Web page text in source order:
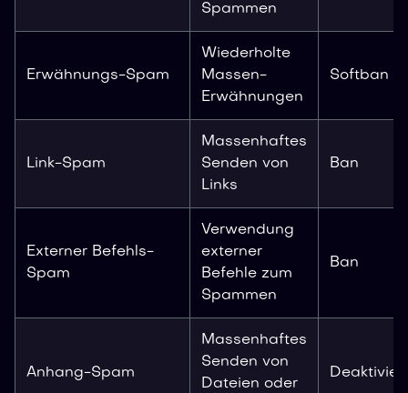
Spammen
Erwähnungs-Spam
Wiederholte
Massen-
Erwähnungen
Softban
Link-Spam
Massenhaftes
Senden von
Links
Ban
Externer Befehls-
Spam
Verwendung
externer
Befehle zum
Spammen
Ban
Anhang-Spam
Massenhaftes
Senden von
Dateien oder
Deaktiviert